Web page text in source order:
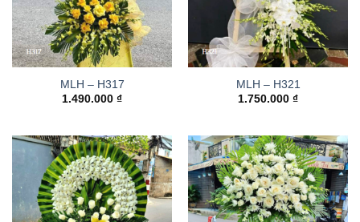
MLH – H317
1.490.000 ₫
MLH – H321
1.750.000 ₫